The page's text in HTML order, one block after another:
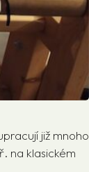
již mnoho
na klasickém